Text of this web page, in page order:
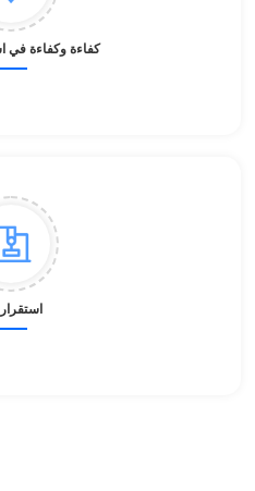
كفاءة وكفاءة في